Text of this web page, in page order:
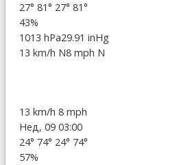
27° 81° 27° 81°
43%
1013 hPa29.91 inHg
13 km/h N8 mph N
13 km/h 8 mph
Нед, 09 03:00
24° 74° 24° 74°
57%